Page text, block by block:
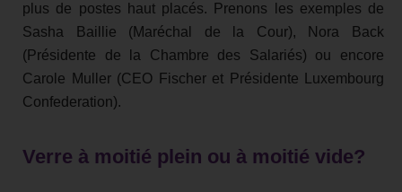
plus de postes haut placés. Prenons les exemples de
Sasha Baillie (Maréchal de la Cour), Nora Back
(Présidente de la Chambre des Salariés) ou encore
Carole Muller (CEO Fischer et Présidente Luxembourg
Confederation).
Verre à moitié plein ou à moitié vide?